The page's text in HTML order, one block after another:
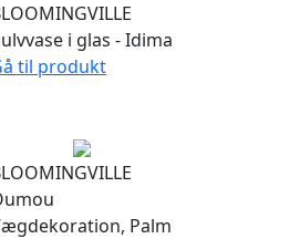
i glas - Idima
til produkt
Palm